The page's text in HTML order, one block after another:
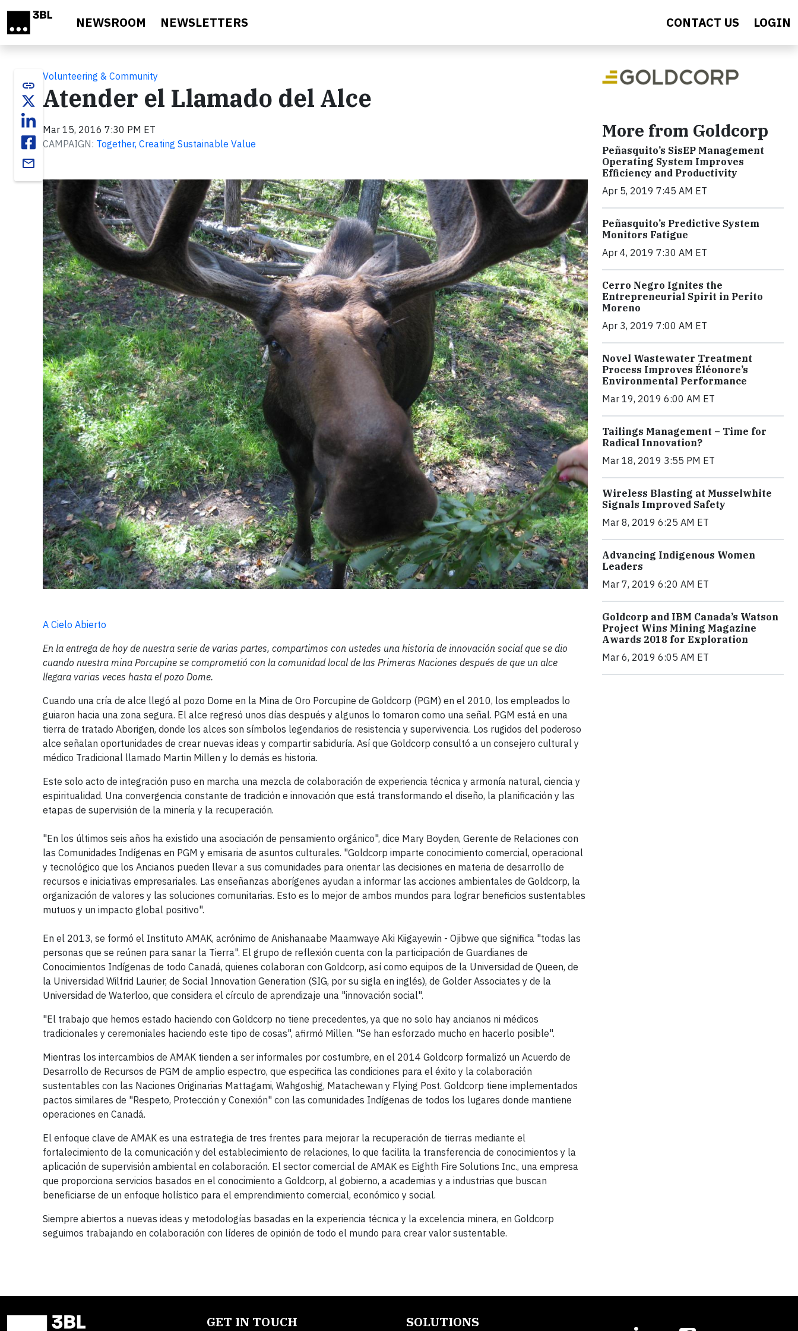
NEWSROOM NEWSLETTERS CONTACT US LOGIN
link
email
Volunteering & Community
Atender el Llamado del Alce
Mar 15, 2016 7:30 PM ET
CAMPAIGN: Together, Creating Sustainable Value
A Cielo Abierto
En la entrega de hoy de nuestra serie de varias partes, compartimos con ustedes una historia de innovación social que se dio
cuando nuestra mina Porcupine se comprometió con la comunidad local de las Primeras Naciones después de que un alce
llegara varias veces hasta el pozo Dome.
Cuando una cría de alce llegó al pozo Dome en la Mina de Oro Porcupine de Goldcorp (PGM) en el 2010, los empleados lo
guiaron hacia una zona segura. El alce regresó unos días después y algunos lo tomaron como una señal. PGM está en una
tierra de tratado Aborigen, donde los alces son símbolos legendarios de resistencia y supervivencia. Los rugidos del poderoso
alce señalan oportunidades de crear nuevas ideas y compartir sabiduría. Así que Goldcorp consultó a un consejero cultural y
médico Tradicional llamado Martin Millen y lo demás es historia.
Este solo acto de integración puso en marcha una mezcla de colaboración de experiencia técnica y armonía natural, ciencia y
espiritualidad. Una convergencia constante de tradición e innovación que está transformando el diseño, la planificación y las
etapas de supervisión de la minería y la recuperación.
"En los últimos seis años ha existido una asociación de pensamiento orgánico", dice Mary Boyden, Gerente de Relaciones con
las Comunidades Indígenas en PGM y emisaria de asuntos culturales. "Goldcorp imparte conocimiento comercial, operacional
y tecnológico que los Ancianos pueden llevar a sus comunidades para orientar las decisiones en materia de desarrollo de
recursos e iniciativas empresariales. Las enseñanzas aborígenes ayudan a informar las acciones ambientales de Goldcorp, la
organización de valores y las soluciones comunitarias. Esto es lo mejor de ambos mundos para lograr beneficios sustentables
mutuos y un impacto global positivo".
En el 2013, se formó el Instituto AMAK, acrónimo de Anishanaabe Maamwaye Aki Kiigayewin - Ojibwe que significa "todas las
personas que se reúnen para sanar la Tierra". El grupo de reflexión cuenta con la participación de Guardianes de
Conocimientos Indígenas de todo Canadá, quienes colaboran con Goldcorp, así como equipos de la Universidad de Queen, de
la Universidad Wilfrid Laurier, de Social Innovation Generation (SIG, por su sigla en inglés), de Golder Associates y de la
Universidad de Waterloo, que considera el círculo de aprendizaje una "innovación social".
"El trabajo que hemos estado haciendo con Goldcorp no tiene precedentes, ya que no solo hay ancianos ni médicos
tradicionales y ceremoniales haciendo este tipo de cosas", afirmó Millen. "Se han esforzado mucho en hacerlo posible".
Mientras los intercambios de AMAK tienden a ser informales por costumbre, en el 2014 Goldcorp formalizó un Acuerdo de
Desarrollo de Recursos de PGM de amplio espectro, que especifica las condiciones para el éxito y la colaboración
sustentables con las Naciones Originarias Mattagami, Wahgoshig, Matachewan y Flying Post. Goldcorp tiene implementados
pactos similares de "Respeto, Protección y Conexión" con las comunidades Indígenas de todos los lugares donde mantiene
operaciones en Canadá.
El enfoque clave de AMAK es una estrategia de tres frentes para mejorar la recuperación de tierras mediante el
fortalecimiento de la comunicación y del establecimiento de relaciones, lo que facilita la transferencia de conocimientos y la
aplicación de supervisión ambiental en colaboración. El sector comercial de AMAK es Eighth Fire Solutions Inc., una empresa
que proporciona servicios basados en el conocimiento a Goldcorp, al gobierno, a academias y a industrias que buscan
beneficiarse de un enfoque holístico para el emprendimiento comercial, económico y social.
Siempre abiertos a nuevas ideas y metodologías basadas en la experiencia técnica y la excelencia minera, en Goldcorp
seguimos trabajando en colaboración con líderes de opinión de todo el mundo para crear valor sustentable.
More from Goldcorp
Peñasquito’s SisEP Management
Operating System Improves
Efficiency and Productivity
Apr 5, 2019 7:45 AM ET
Peñasquito’s Predictive System
Monitors Fatigue
Apr 4, 2019 7:30 AM ET
Cerro Negro Ignites the
Entrepreneurial Spirit in Perito
Moreno
Apr 3, 2019 7:00 AM ET
Novel Wastewater Treatment
Process Improves Éléonore’s
Environmental Performance
Mar 19, 2019 6:00 AM ET
Tailings Management – Time for
Radical Innovation?
Mar 18, 2019 3:55 PM ET
Wireless Blasting at Musselwhite
Signals Improved Safety
Mar 8, 2019 6:25 AM ET
Advancing Indigenous Women
Leaders
Mar 7, 2019 6:20 AM ET
Goldcorp and IBM Canada’s Watson
Project Wins Mining Magazine
Awards 2018 for Exploration
Mar 6, 2019 6:05 AM ET
GET IN TOUCH SOLUTIONS